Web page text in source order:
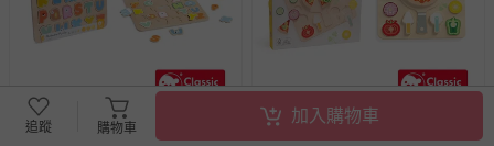
德國 ClassicWorld - 木製字母
德國 ClassicWorld - 披薩派對
追蹤 購物車
加入購物車